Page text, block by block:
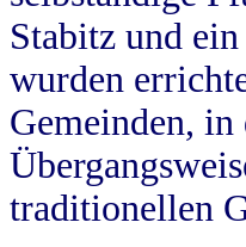
Stabitz und
wurden
Gemeinden, in
traditionellen